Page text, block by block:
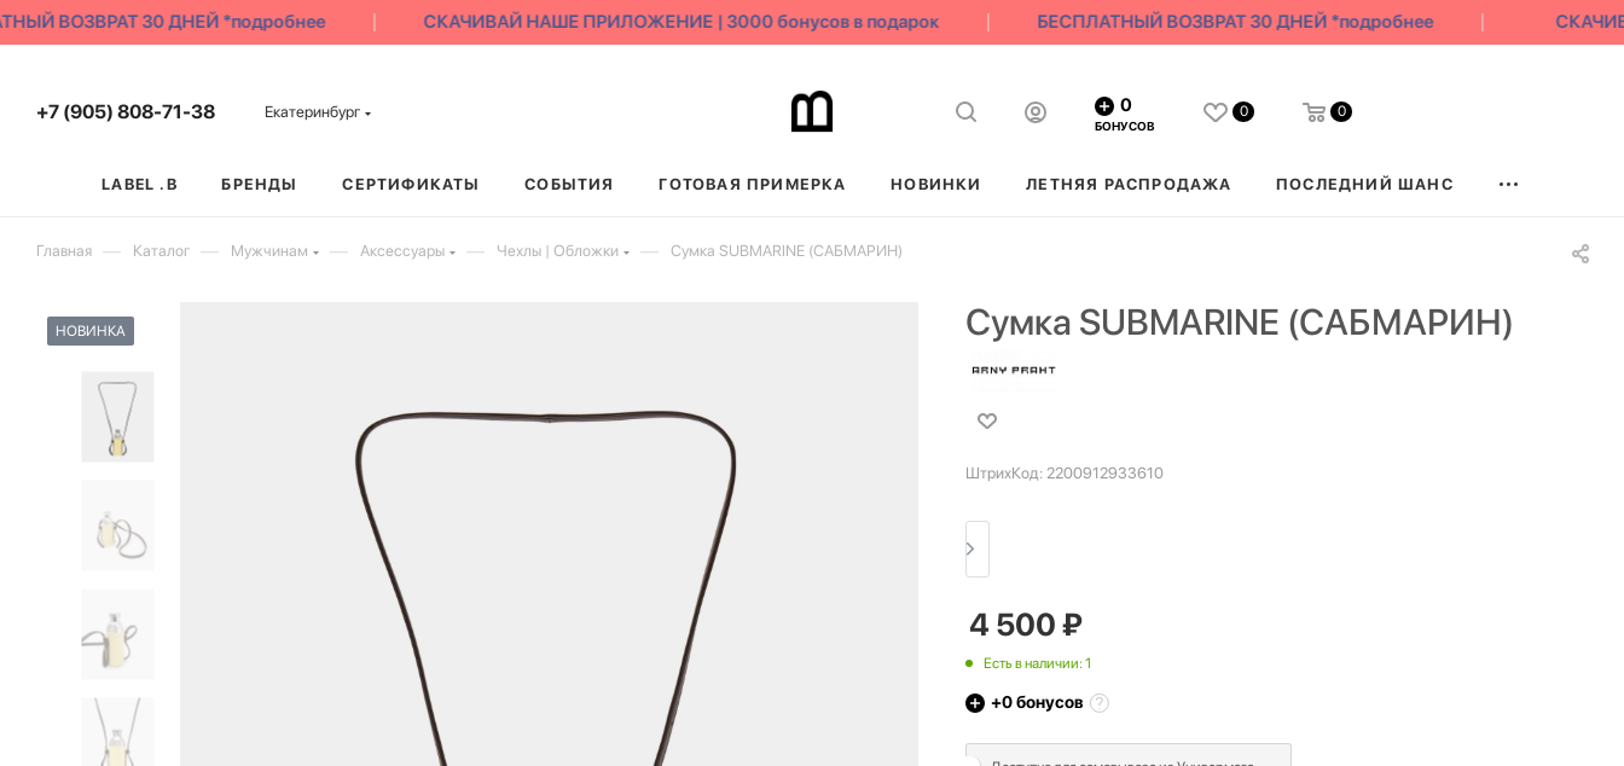
ВОЗВРАТ 30 ДНЕЙ *подробнее СКАЧИВАЙ НАШЕ ПРИЛОЖЕНИЕ | 3000 бонусов в подарок БЕСПЛАТНЫЙ ВОЗВРАТ 30 ДНЕЙ *подробнее
+7 (905) 808-71-38 Екатеринбург 0
БОНУСОВ
0 0
LABEL .B БРЕНДЫ СЕРТИФИКАТЫ СОБЫТИЯ ГОТОВАЯ ПРИМЕРКА НОВИНКИ ЛЕТНЯЯ РАСПРОДАЖА ПОСЛЕДНИЙ ШАНС
Главная — Каталог — Мужчинам — Аксессуары — Чехлы | Обложки — Сумка SUBMARINE (САБМАРИН)
НОВИНКА Сумка SUBMARINE (САБМАРИН)
ШтрихКод: 2200912933610
4 500₽
Есть в наличии: 1
+0бонусов